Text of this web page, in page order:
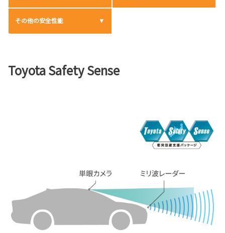
その他の安全性能
Toyota Safety Sense